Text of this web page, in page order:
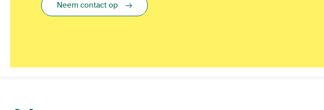
Neem contact op